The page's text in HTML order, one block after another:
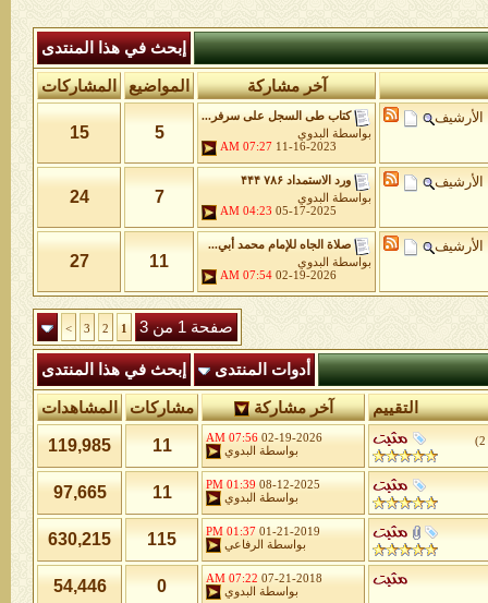
إبحث في هذا المنتدى
آخر مشاركة المواضيع المشاركات
الأرشيف
كتاب طى السجل على سرفر...
بواسطة
البدوي
11-16-2023
07:27 AM
5
15
الأرشيف
ورد الاستمداد ۷۸۶ ۴۴۴
بواسطة
البدوي
05-17-2025
04:23 AM
7
24
الأرشيف
صلاة الجاه للإمام محمد أبي...
بواسطة
البدوي
02-19-2026
07:54 AM
11
27
صفحة 1 من 3 1
2
3
>
أدوات المنتدى إبحث في هذا المنتدى
التقييم آخر مشاركة مشاركات المشاهدات
2
)
02-19-2026
07:56 AM
بواسطة
البدوي 11
119,985
08-12-2025
01:39 PM
بواسطة
البدوي 11
97,665
01-21-2019
01:37 PM
بواسطة
الرفاعي 115
630,215
07-21-2018
07:22 AM
بواسطة
البدوي 0
54,446